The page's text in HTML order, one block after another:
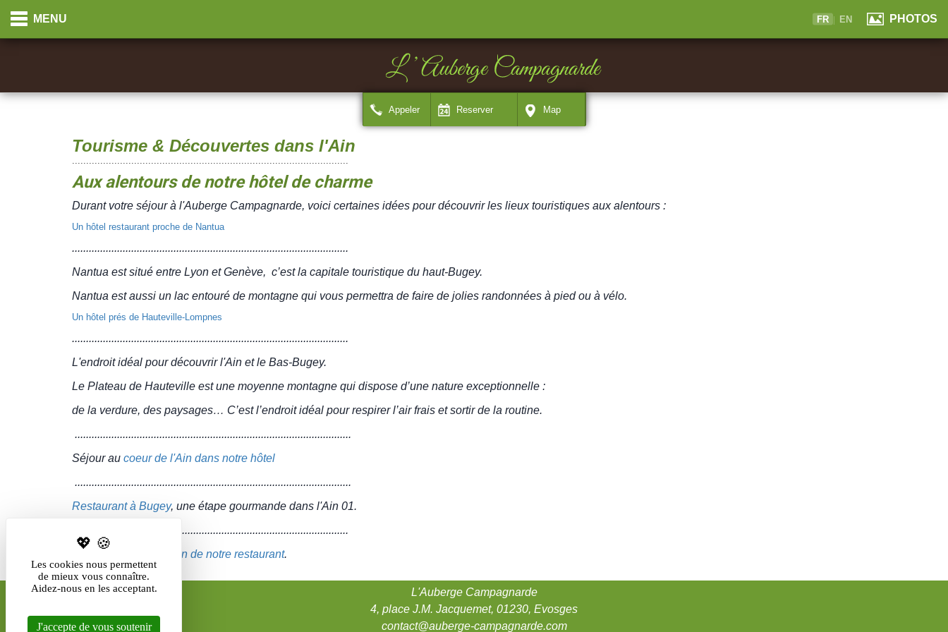
MENU FR | EN PHOTOS
Appeler Reserver Map
Tourisme & Découvertes dans l'Ain
..................................................................................................
Aux alentours de notre hôtel de charme
Durant votre séjour à l'Auberge Campagnarde, voici certaines idées pour découvrir les lieux touristiques aux alentours :
Un hôtel restaurant proche de Nantua
..................................................................................................
Nantua est situé entre Lyon et Genève, c’est la capitale touristique du haut-Bugey.
Nantua est aussi un lac entouré de montagne qui vous permettra de faire de jolies randonnées à pied ou à vélo.
Un hôtel prés de Hauteville-Lompnes
..................................................................................................
L'endroit idéal pour découvrir l'Ain et le Bas-Bugey.
Le Plateau de Hauteville est une moyenne montagne qui dispose d’une nature exceptionnelle :
de la verdure, des paysages… C’est l’endroit idéal pour respirer l’air frais et sortir de la routine.
..................................................................................................
Séjour au coeur de l'Ain dans notre hôtel
..................................................................................................
Restaurant à Bugey, une étape gourmande dans l'Ain 01.
..................................................................................................
Cernon au sein de notre restaurant.
L'Auberge Campagnarde
4, place J.M. Jacquemet, 01230, Evosges
contact@auberge-campagnarde.com
Les cookies nous permettent
de mieux vous connaître.
Aidez-nous en les acceptant.
J'accepte de vous soutenir